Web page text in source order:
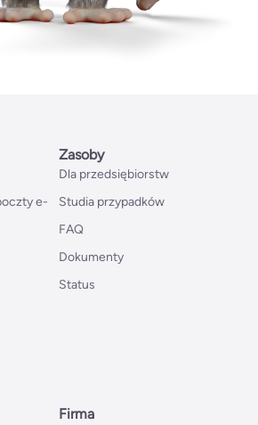
e-
Zasoby
Dla przedsiębiorstw
Studia przypadków
FAQ
Dokumenty
Status
Firma